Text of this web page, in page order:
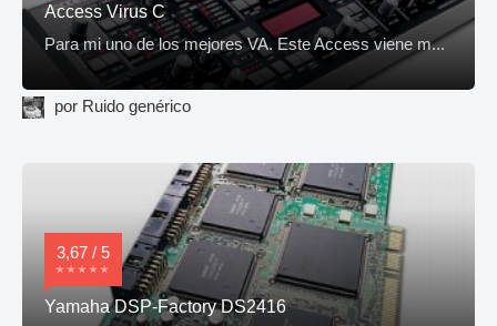
Access Virus C
Para mi uno de los mejores VA. Este Access viene m...
por Ruido genérico
3,67 / 5
Yamaha DSP-Factory DS2416